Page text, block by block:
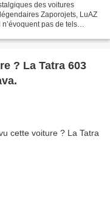
des voitures
Zaporojets, LuAZ
pas de tels
? La Tatra 603